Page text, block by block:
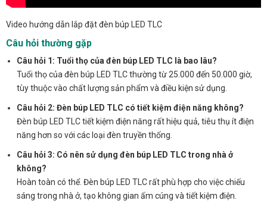
Video hướng dẫn lắp đặt đèn búp LED TLC
Câu hỏi thường gặp
Câu hỏi 1: Tuổi thọ của đèn búp LED TLC là bao lâu?
Tuổi thọ của đèn búp LED TLC thường từ 25.000 đến 50.000 giờ,
tùy thuộc vào chất lượng sản phẩm và điều kiện sử dụng.
Câu hỏi 2: Đèn búp LED TLC có tiết kiệm điện năng không?
Đèn búp LED TLC tiết kiệm điện năng rất hiệu quả, tiêu thụ ít điện
năng hơn so với các loại đèn truyền thống.
Câu hỏi 3: Có nên sử dụng đèn búp LED TLC trong nhà ở
không?
Hoàn toàn có thể. Đèn búp LED TLC rất phù hợp cho việc chiếu
sáng trong nhà ở, tạo không gian ấm cúng và tiết kiệm điện.